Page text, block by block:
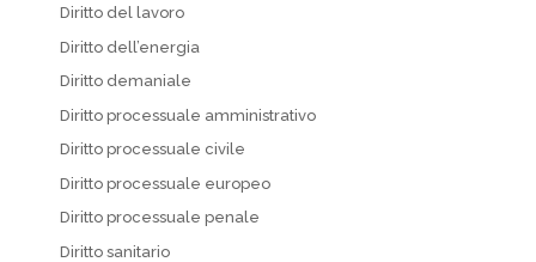
Diritto del lavoro
Diritto dell’energia
Diritto demaniale
Diritto processuale amministrativo
Diritto processuale civile
Diritto processuale europeo
Diritto processuale penale
Diritto sanitario